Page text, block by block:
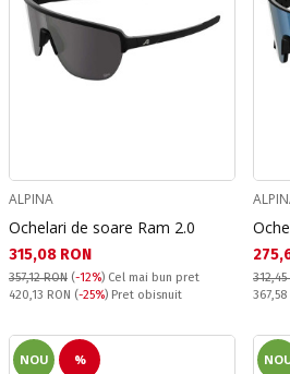
ALPINA
Ochelari de soare Ram 2.0
Текуща цена:
315,08 RON
357,12 RON (-12%) Cel mai bun pret
Pret obisnuit:
420,13 RON (-25%) Pret obisnuit
312,45
Pret
367,58
NOU %